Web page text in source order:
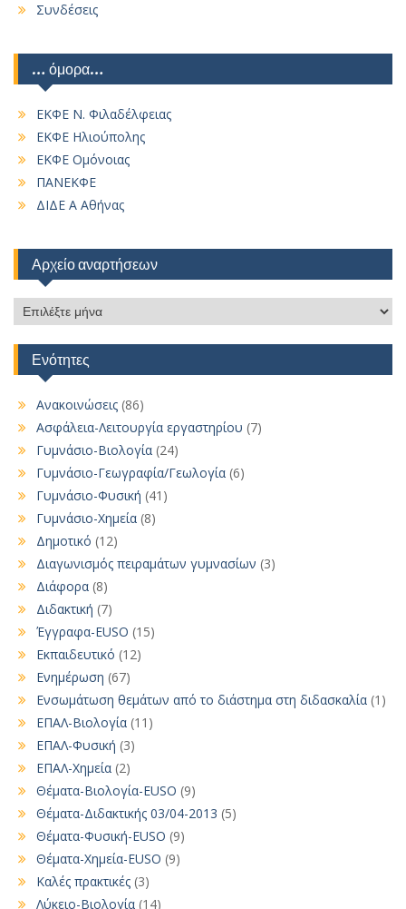
Συνδέσεις
… όμορα…
ΕΚΦΕ Ν. Φιλαδέλφειας
ΕΚΦΕ Ηλιούπολης
ΕΚΦΕ Ομόνοιας
ΠΑΝΕΚΦΕ
ΔΙΔΕ Α Αθήνας
Αρχείο αναρτήσεων
Αρχείο
αναρτήσεων
Ενότητες
Ανακοινώσεις (86)
Ασφάλεια-Λειτουργία εργαστηρίου (7)
Γυμνάσιο-Βιολογία (24)
Γυμνάσιο-Γεωγραφία/Γεωλογία (6)
Γυμνάσιο-Φυσική (41)
Γυμνάσιο-Χημεία (8)
Δημοτικό (12)
Διαγωνισμός πειραμάτων γυμνασίων (3)
Διάφορα (8)
Διδακτική (7)
Έγγραφα-EUSO (15)
Εκπαιδευτικό (12)
Ενημέρωση (67)
Ενσωμάτωση θεμάτων από το διάστημα στη διδασκαλία (1)
ΕΠΑΛ-Βιολογία (11)
ΕΠΑΛ-Φυσική (3)
ΕΠΑΛ-Χημεία (2)
Θέματα-Βιολογία-EUSO (9)
Θέματα-Διδακτικής 03/04-2013 (5)
Θέματα-Φυσική-EUSO (9)
Θέματα-Χημεία-EUSO (9)
Καλές πρακτικές (3)
Λύκειο-Βιολογία (14)